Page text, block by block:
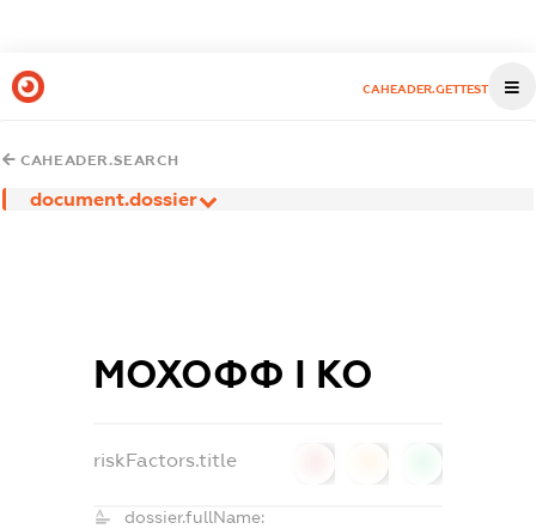
CAHEADER.GETTEST
CAHEADER.SEARCH
document.dossier
МОХОФФ І КО
riskFactors.title
dossier.fullName: